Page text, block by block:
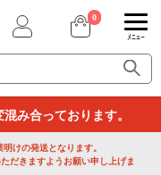
0
ﾒﾆｭｰ
み合っております。
けの発送となります。
だきますようお願い申し上げま